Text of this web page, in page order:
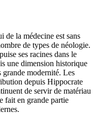
de la médecine est sans
de types de néologie.
ses racines dans le
une dimension historique
grande modernité. Les
depuis Hippocrate
de servir de matériau
fait en grande partie